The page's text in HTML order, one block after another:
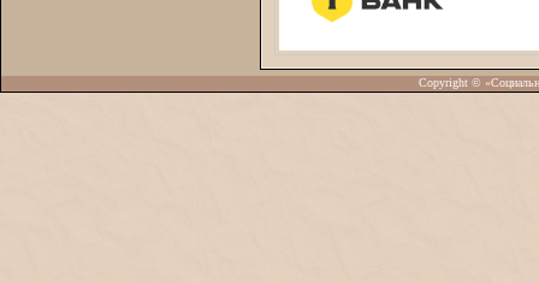
Copyright ©